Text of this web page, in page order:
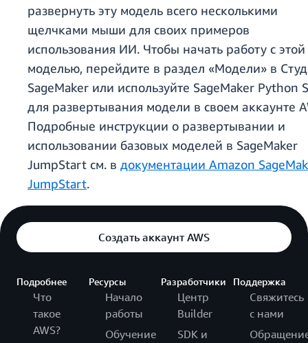
развернуть эту модель всего несколькими
щелчками мыши для своих примеров
использования ИИ. Чтобы начать работу с этой
моделью, перейдите в раздел «Модели» в
SageMaker или используйте SageMaker Python
для развертывания модели в своем аккаунте
Подробные инструкции о развертывании и
использовании базовых моделей в SageMaker
JumpStart см. в документации Amazon
JumpStart.
Создать аккаунт AWS
Подробнее
Что
такое
AWS?
Ресурсы
Начало
работы
Обучение
Разработчики
Центр
Builder
SDK и
Поддержка
Свяжитесь
с нами